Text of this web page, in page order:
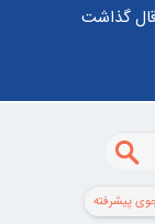
قال گذاشت
پيشرفته